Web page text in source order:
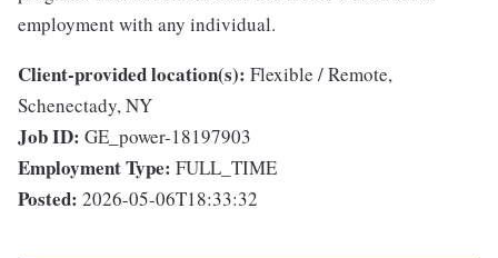
employment with any individual.
Client-provided location(s): Flexible / Remote,
Schenectady, NY
Job ID: GE_power-18197903
Employment Type: FULL_TIME
Posted: 2026-05-06T18:33:32